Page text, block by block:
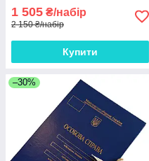
1 505 ₴/набір
2 150 ₴/набір
Купити
–30%